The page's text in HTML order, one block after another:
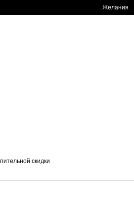
Желания
скидки